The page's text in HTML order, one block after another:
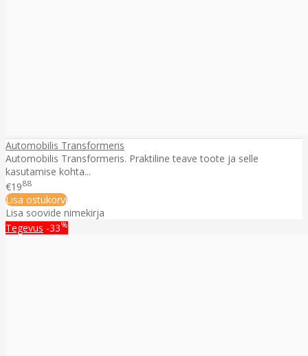
Automobilis Transformeris
Automobilis Transformeris. Praktiline teave toote ja selle
kasutamise kohta...
€1988
Lisa ostukorvi
Lisa soovide nimekirja
Tegevus -33%